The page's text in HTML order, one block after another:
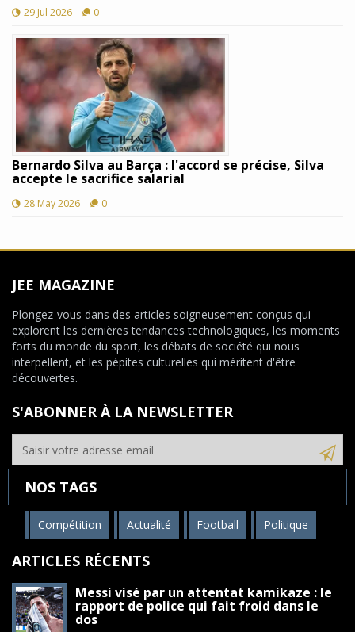
29 Jul 2026 0
Bernardo Silva au Barça : l'accord se précise, Silva
accepte le sacrifice salarial
28 May 2026 0
JEE MAGAZINE
Plongez-vous dans des articles soigneusement conçus qui
explorent les dernières tendances technologiques, les moments
forts du monde du sport, les débats de société qui nous
interpellent, et les pépites culturelles qui méritent d'être
découvertes.
S'ABONNER À LA NEWSLETTER
NOS TAGS
Compétition Actualité Football Politique
ARTICLES RÉCENTS
Messi visé par un attentat kamikaze : le
rapport de police qui fait froid dans le
dos